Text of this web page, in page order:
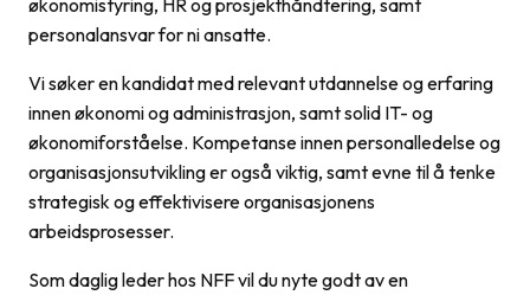
personalansvar for ni ansatte.
Vi søker en kandidat med relevant utdannelse og erfaring
innen økonomi og administrasjon, samt solid IT- og
økonomiforståelse. Kompetanse innen personalledelse og
organisasjonsutvikling er også viktig, samt evne til å tenke
strategisk og effektivisere organisasjonens
arbeidsprosesser.
Som daglig leder hos NFF vil du nyte godt av en